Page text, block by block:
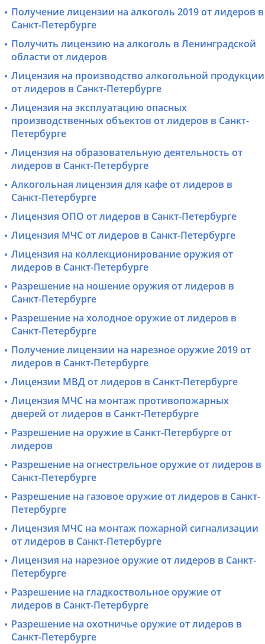
Получение лицензии на алкоголь 2019 от лидеров в
Санкт-Петербурге
Получить лицензию на алкоголь в Ленинградской
области от лидеров
Лицензия на производство алкогольной продукции
от лидеров в Санкт-Петербурге
Лицензия на эксплуатацию опасных
производственных объектов от лидеров в Санкт-
Петербурге
Лицензия на образовательную деятельность от
лидеров в Санкт-Петербурге
Алкогольная лицензия для кафе от лидеров в
Санкт-Петербурге
Лицензия ОПО от лидеров в Санкт-Петербурге
Лицензия МЧС от лидеров в Санкт-Петербурге
Лицензия на коллекционирование оружия от
лидеров в Санкт-Петербурге
Разрешение на ношение оружия от лидеров в
Санкт-Петербурге
Разрешение на холодное оружие от лидеров в
Санкт-Петербурге
Получение лицензии на нарезное оружие 2019 от
лидеров в Санкт-Петербурге
Лицензии МВД от лидеров в Санкт-Петербурге
Лицензия МЧС на монтаж противопожарных
дверей от лидеров в Санкт-Петербурге
Разрешение на оружие в Санкт-Петербурге от
лидеров
Разрешение на огнестрельное оружие от лидеров в
Санкт-Петербурге
Разрешение на газовое оружие от лидеров в Санкт-
Петербурге
Лицензия МЧС на монтаж пожарной сигнализации
от лидеров в Санкт-Петербурге
Лицензия на нарезное оружие от лидеров в Санкт-
Петербурге
Разрешение на гладкоствольное оружие от
лидеров в Санкт-Петербурге
Разрешение на охотничье оружие от лидеров в
Санкт-Петербурге